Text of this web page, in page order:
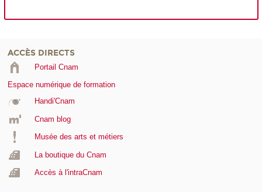
ACCÈS DIRECTS
Portail Cnam
Espace numérique de formation
Handi'Cnam
Cnam blog
Musée des arts et métiers
La boutique du Cnam
Accès à l'intraCnam